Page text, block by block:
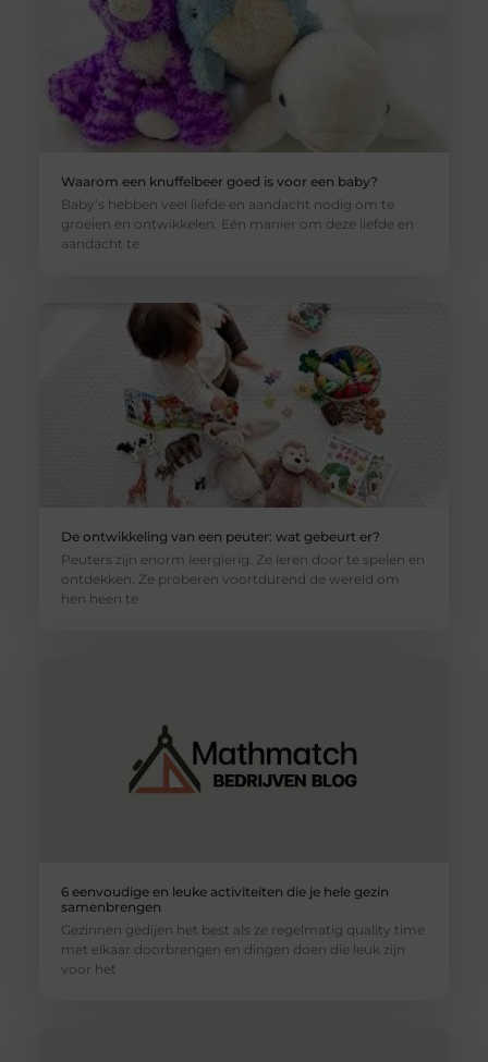
Waarom een knuffelbeer goed is voor een baby?
Baby’s hebben veel liefde en aandacht nodig om te
groeien en ontwikkelen. Eén manier om deze liefde en
aandacht te
De ontwikkeling van een peuter: wat gebeurt er?
Peuters zijn enorm leergierig. Ze leren door te spelen en
ontdekken. Ze proberen voortdurend de wereld om
hen heen te
6 eenvoudige en leuke activiteiten die je hele gezin
samenbrengen
Gezinnen gedijen het best als ze regelmatig quality time
met elkaar doorbrengen en dingen doen die leuk zijn
voor het